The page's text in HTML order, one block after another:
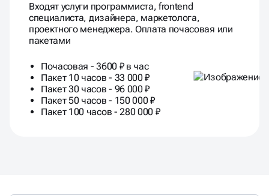
Входят услуги программиста, frontend
специалиста, дизайнера, маркетолога,
проектного менеджера. Оплата почасовая или
пакетами
Почасовая - 3600 ₽ в час
Пакет 10 часов - 33 000 ₽
Пакет 30 часов - 96 000 ₽
Пакет 50 часов - 150 000 ₽
Пакет 100 часов - 280 000 ₽